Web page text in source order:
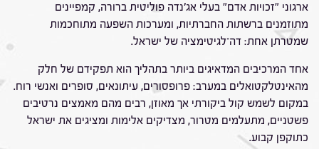
ארגוני "זכויות אדם" בעלי אג'נדה פוליטית ברורה, קמפיינים
מתוזמנים ברשתות החברתיות, ומערכות השפעה מתוחכמות
שמטרתן אחת: דה־לגיטימציה של ישראל.
אחד המרכיבים המדאיגים ביותר בתהליך הוא תפקידם של חלק
מהאינטלקטואלים במערב: פרופסורים, עיתונאים, סופרים ואנשי רוח.
במקום לשמש קול ביקורתי אך מאוזן, רבים מהם מאמצים נרטיבים
פשטניים, מתעלמים מטרור, מצדיקים אלימות ומציגים את ישראל
כתוקפן קבוע.